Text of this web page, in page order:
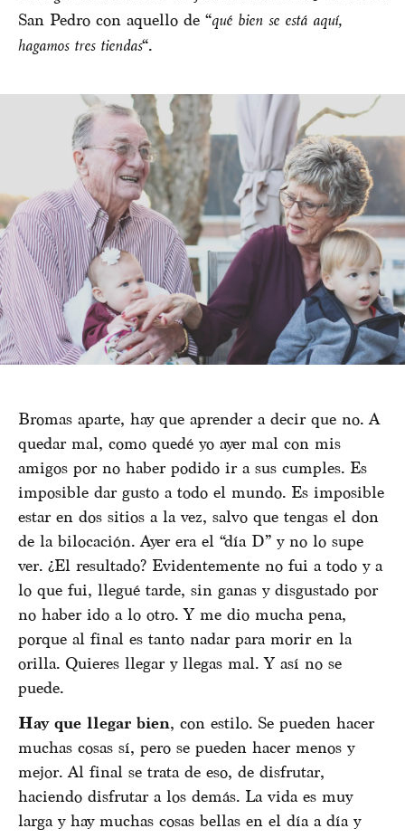
San Pedro con aquello de “qué bien se está aquí,
hagamos tres tiendas“.
Bromas aparte, hay que aprender a decir que no. A
quedar mal, como quedé yo ayer mal con mis
amigos por no haber podido ir a sus cumples. Es
imposible dar gusto a todo el mundo. Es imposible
estar en dos sitios a la vez, salvo que tengas el don
de la bilocación. Ayer era el “día D” y no lo supe
ver. ¿El resultado? Evidentemente no fui a todo y a
lo que fui, llegué tarde, sin ganas y disgustado por
no haber ido a lo otro. Y me dio mucha pena,
porque al final es tanto nadar para morir en la
orilla. Quieres llegar y llegas mal. Y así no se
puede.
Hay que llegar bien, con estilo. Se pueden hacer
muchas cosas sí, pero se pueden hacer menos y
mejor. Al final se trata de eso, de disfrutar,
haciendo disfrutar a los demás. La vida es muy
larga y hay muchas cosas bellas en el día a día y